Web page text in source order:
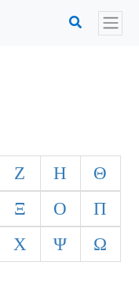
Ζ Η
Θ
Ξ Ο
Π
Χ Ψ Ω